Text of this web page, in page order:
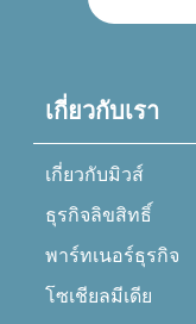
เกี่ยวกับเรา
เกี่ยวกับมิวส์
ธุรกิจลิขสิทธิ์
พาร์ทเนอร์ธุรกิจ
โซเชียลมีเดีย